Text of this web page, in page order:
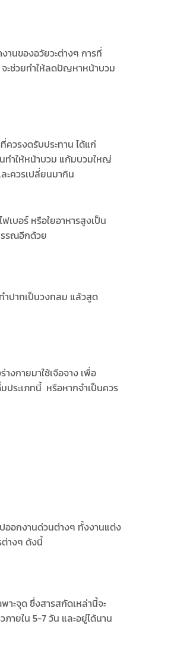
านของอวัยวะต่างๆ การที่
ะช่วยทำให้ลดปัญหาหน้าบวม
ควรงดรับประทาน ได้แก่
นทำให้หน้าบวม แก้มบวมใหญ่
ะควรเปลี่ยนมากิน
เบอร์ หรือใยอาหารสูงเป็น
รรณอีกด้วย
ำปากเป็นวงกลม แล้วสูด
งกายมาใช้เจือจาง เพื่อ
ประเภทนี้ หรือหากจำเป็นควร
ปออกงานด่วนต่างๆ ทั้งงานแต่ง
างๆ ดังนี้
าะจุด ซึ่งสารสกัดเหล่านี้จะ
ายใน 5-7 วัน และอยู่ได้นาน